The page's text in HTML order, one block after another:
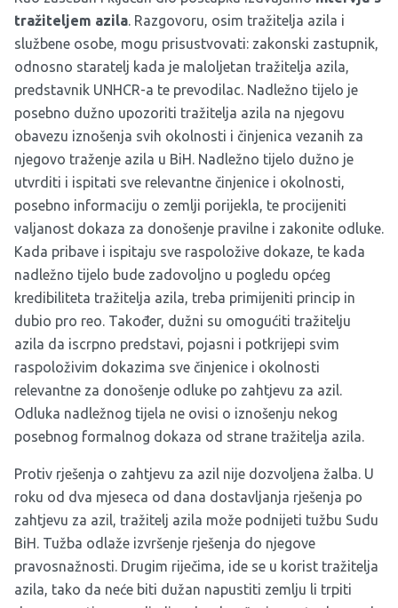
tražiteljem azila. Razgovoru, osim tražitelja azila i
službene osobe, mogu prisustvovati: zakonski zastupnik,
odnosno staratelj kada je maloljetan tražitelja azila,
predstavnik UNHCR-a te prevodilac. Nadležno tijelo je
posebno dužno upozoriti tražitelja azila na njegovu
obavezu iznošenja svih okolnosti i činjenica vezanih za
njegovo traženje azila u BiH. Nadležno tijelo dužno je
utvrditi i ispitati sve relevantne činjenice i okolnosti,
posebno informaciju o zemlji porijekla, te procijeniti
valjanost dokaza za donošenje pravilne i zakonite odluke.
Kada pribave i ispitaju sve raspoložive dokaze, te kada
nadležno tijelo bude zadovoljno u pogledu općeg
kredibiliteta tražitelja azila, treba primijeniti princip in
dubio pro reo. Također, dužni su omogućiti tražitelju
azila da iscrpno predstavi, pojasni i potkrijepi svim
raspoloživim dokazima sve činjenice i okolnosti
relevantne za donošenje odluke po zahtjevu za azil.
Odluka nadležnog tijela ne ovisi o iznošenju nekog
posebnog formalnog dokaza od strane tražitelja azila.
Protiv rješenja o zahtjevu za azil nije dozvoljena žalba. U
roku od dva mjeseca od dana dostavljanja rješenja po
zahtjevu za azil, tražitelj azila može podnijeti tužbu Sudu
BiH. Tužba odlaže izvršenje rješenja do njegove
pravosnažnosti. Drugim riječima, ide se u korist tražitelja
azila, tako da neće biti dužan napustiti zemlju li trpiti